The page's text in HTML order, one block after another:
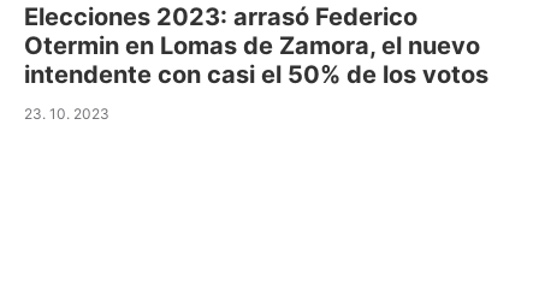
Elecciones 2023: arrasó Federico
Otermin en Lomas de Zamora, el nuevo
intendente con casi el 50% de los votos
23. 10. 2023